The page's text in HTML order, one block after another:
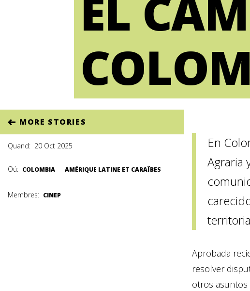
MORE STORIES
Quand: 20 Oct 2025
Oú: COLOMBIA AMÉRIQUE LATINE ET CARAÏBES
Membres: CINEP
En
Agraria
Aprobada
resolver
otros asuntos